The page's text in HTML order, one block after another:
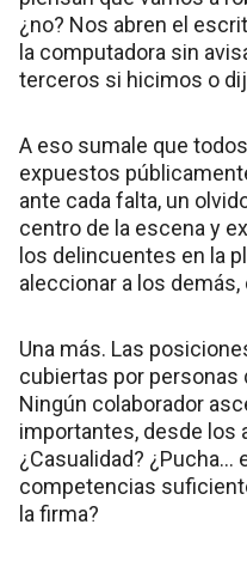
¿no? Nos abren el
la computadora sin
terceros si hicimos o
A eso sumale que
expuestos
ante cada falta, un
centro de la escena y
los delincuentes en la
aleccionar a los demás,
Una más. Las
cubiertas por personas
Ningún colaborador
importantes, desde los
¿Casualidad? ¿Pucha…
competencias
la firma?